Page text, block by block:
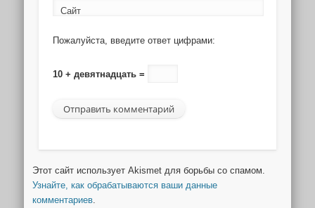
Сайт
Пожалуйста, введите ответ цифрами:
10 + девятнадцать =
Этот сайт использует Akismet для борьбы со спамом.
Узнайте, как обрабатываются ваши данные
комментариев.